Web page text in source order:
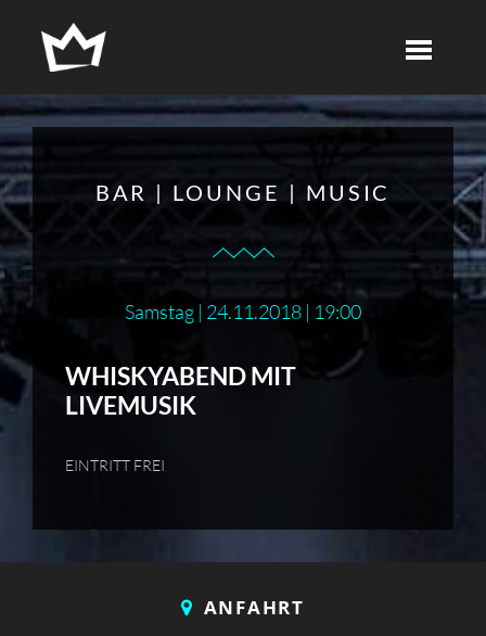
BAR | LOUNGE | MUSIC
Samstag | 24.11.2018 | 19:00
WHISKYABEND MIT
LIVEMUSIK
EINTRITT FREI
ANFAHRT